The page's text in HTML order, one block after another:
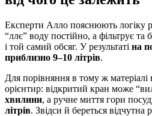
Експерти Алло пояснюють логіку
“ллє” воду постійно, а фільтрує та
і той самий обсяг. У результаті на
приблизно 9–10 літрів.
Для порівняння в тому ж
орієнтир: відкритий кран може
хвилини, а ручне миття гори
літрів. Звідси й береться відчутна